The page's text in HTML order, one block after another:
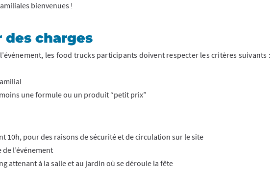
bienvenues !
des charges
les food trucks participants doivent respecter les critères suivants :
une formule ou un produit “petit prix”
10h, pour des raisons de sécurité et de circulation sur le site
l’événement
attenant à la salle et au jardin où se déroule la fête